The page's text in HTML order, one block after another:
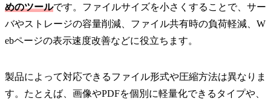
めのツールです。ファイルサイズを小さくすることで、サー
バやストレージの容量削減、ファイル共有時の負荷軽減、W
ebページの表示速度改善などに役立ちます。
製品によって対応できるファイル形式や圧縮方法は異なりま
す。たとえば、画像やPDFを個別に軽量化できるタイプや、